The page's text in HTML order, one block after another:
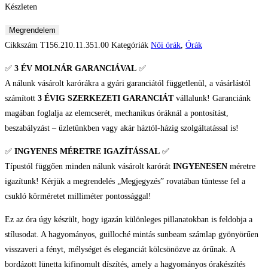
Készleten
Tissot
Ballade
karóra
Megrendelem
Cikkszám T156.210.11.351.00 Kategóriák Női órák, Órák
✅ 3 ÉV MOLNÁR GARANCIÁVAL ✅
A nálunk vásárolt karórákra a gyári garanciától függetlenül, a vásárlástól
számított 3 ÉVIG SZERKEZETI GARANCIÁTvállalunk! Garanciánk
magában foglalja az elemcserét, mechanikus óráknál a pontosítást,
beszabályzást – üzletünkben vagy akár háztól-házig szolgáltatással is!
✅ INGYENES MÉRETRE IGAZÍTÁSSAL ✅
Típustól függően minden nálunk vásárolt karórát INGYENESEN méretre
igazítunk! Kérjük a megrendelés „Megjegyzés” rovatában tüntesse fel a
csukló körméretet milliméter pontossággal!
Ez az óra úgy készült, hogy igazán különleges pillanatokban is feldobja a
stílusodat. A hagyományos, guilloché mintás sunbeam számlap gyönyörűen
visszaveri a fényt, mélységet és eleganciát kölcsönözve az órűnak. A
bordázott lünetta kifinomult díszítés, amely a hagyományos órakészítés